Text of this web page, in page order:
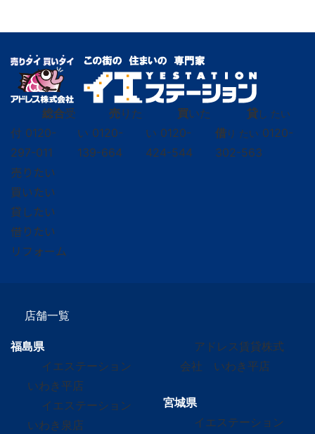
総合受
付 0120-
297-011
売りた
い 0120-
139-664
買いた
い 0120-
424-544
貸し たい
借り たい 0120-
302-563
売りたい
買いたい
貸したい
借りたい
リフォーム
店舗一覧
福島県
イエステーション
いわき平店
イエステーション
いわき泉店
アドレス賃貸株式
会社 いわき平店
宮城県
イエステーション